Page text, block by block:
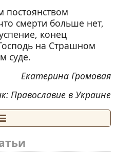
постоянством
смерти больше нет,
конец
на Страшном
суде.
Екатерина Громовая
Православие в Украине